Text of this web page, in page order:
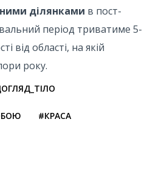
ділянками в пост-
період триватиме 5-
від області, на якій
року.
#КРАСА